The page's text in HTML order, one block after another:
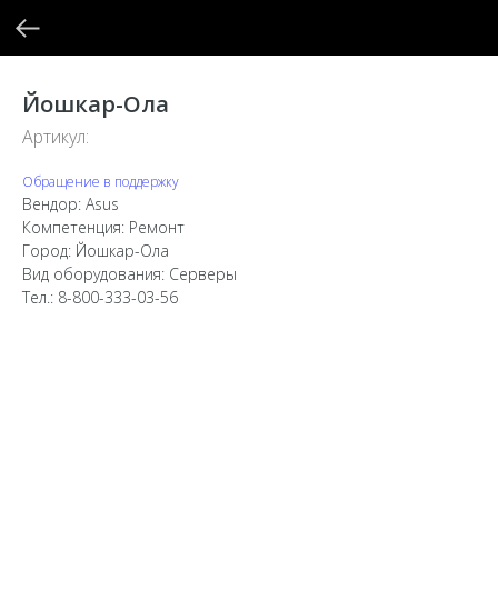
Йошкар-Ола
Артикул:
Обращение в поддержку
Вендор: Asus
Компетенция: Ремонт
Город: Йошкар-Ола
Вид оборудования: Серверы
Тел.: 8-800-333-03-56